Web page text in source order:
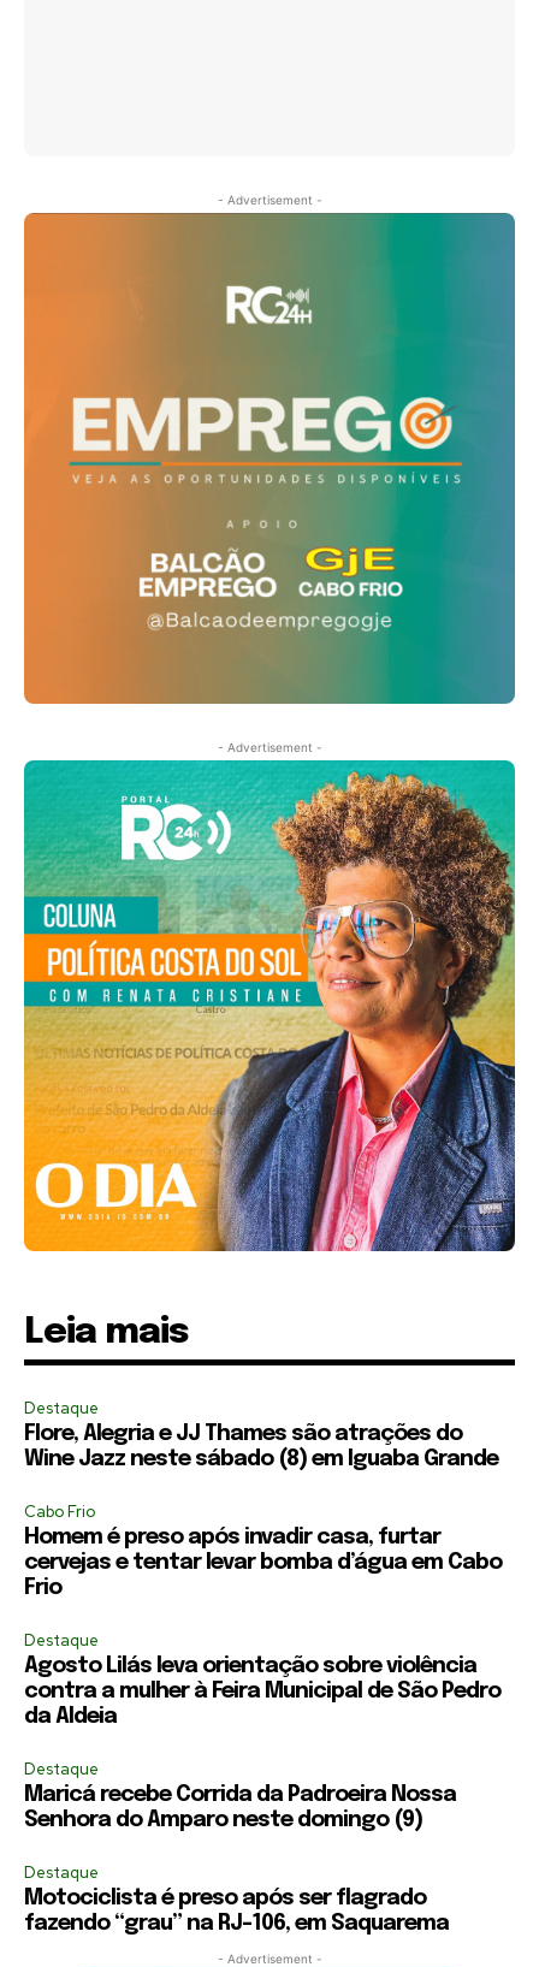
- Advertisement -
- Advertisement -
Leia mais
Destaque
Flore, Alegria e JJ Thames são atrações do
Wine Jazz neste sábado (8) em Iguaba Grande
Cabo Frio
Homem é preso após invadir casa, furtar
cervejas e tentar levar bomba d’água em Cabo
Frio
Destaque
Agosto Lilás leva orientação sobre violência
contra a mulher à Feira Municipal de São Pedro
da Aldeia
Destaque
Maricá recebe Corrida da Padroeira Nossa
Senhora do Amparo neste domingo (9)
Destaque
Motociclista é preso após ser flagrado
fazendo “grau” na RJ-106, em Saquarema
- Advertisement -